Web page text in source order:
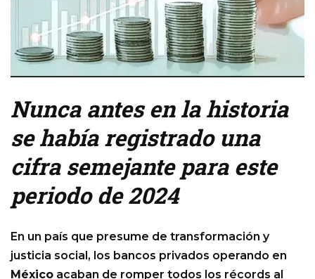
Nunca antes en la historia
se había registrado una
cifra semejante para este
periodo de 2024
En un país que presume de transformación y
justicia social, los bancos privados operando en
México acaban de romper todos los récords al